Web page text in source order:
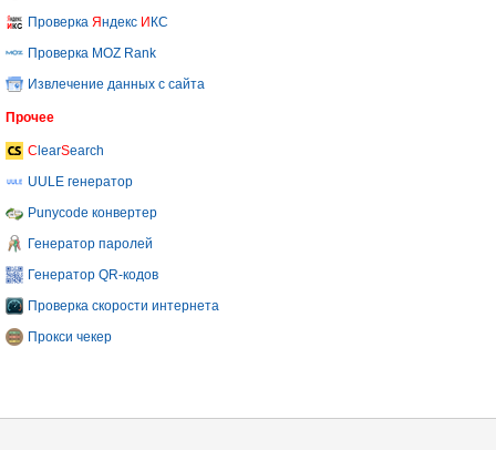
Проверка Яндекс И КС
Проверка MOZ Rank
Извлечение данных с сайта
Прочее
C learSearch
UULE генератор
Punycode конвертер
Генератор паролей
Генератор QR-кодов
Проверка скорости интернета
Прокси чекер